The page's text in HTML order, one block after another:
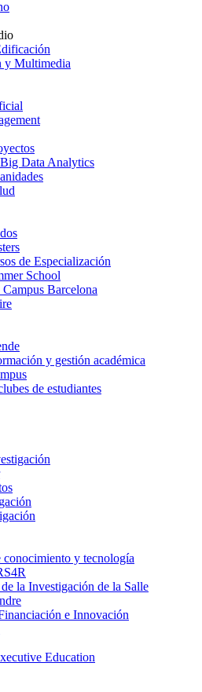
y Multimedia
Data Analytics
de Especialización
School
Barcelona
y gestión académica
de estudiantes
conocimiento y tecnología
la Investigación de la Salle
e Innovación
Education